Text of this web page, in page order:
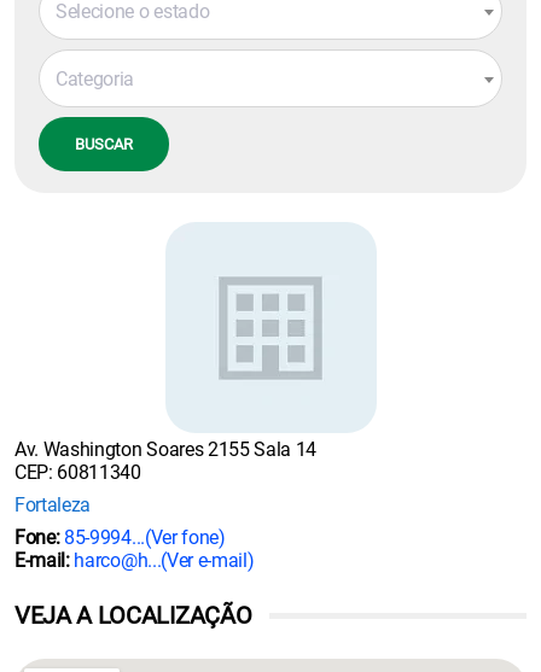
Selecione o estado
Categoria
BUSCAR
Av. Washington Soares 2155 Sala 14
CEP: 60811340
Fortaleza
Fone: 85-9994...(Ver fone)
E-mail: harco@h...(Ver e-mail)
VEJA A LOCALIZAÇÃO